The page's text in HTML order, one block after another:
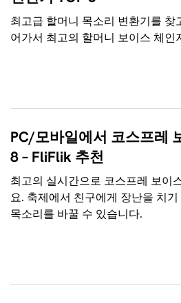
최고급 할머니 목소리 변환기를 찾
어가서 최고의 할머니 보이스 체인
PC/모바일에서 코스프레
8 – FliFlik 추천
최고의 실시간으로 코스프레 보이
요. 축제에서 친구에게 장난을 치
목소리를 바꿀 수 있습니다.